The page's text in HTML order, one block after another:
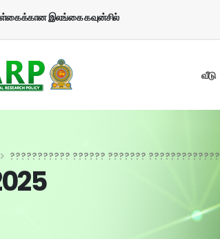
இலங்கை கவுன்சில்
வீடு
??????????? ?????? ??????? ?????????????